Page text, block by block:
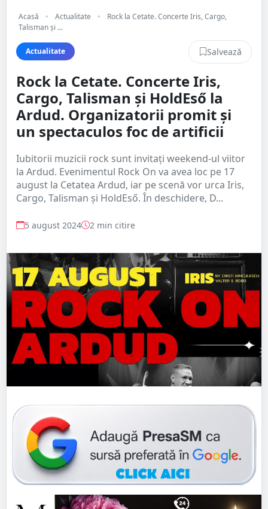
Acasă • Actualitate •
Rock la Cetate. Concerte Iris, Cargo,
Talisman și ...
Actualitate Salvează
Rock la Cetate. Concerte Iris,
Cargo, Talisman și HoldEső la
Ardud. Organizatorii promit și
un spectaculos foc de artificii
Iubitorii muzicii rock sunt invitați weekend-ul viitor
la Ardud. Evenimentul Rock On va avea loc pe 17
august la Cetatea Ardud, iar pe scenă vor urca Iris,
Cargo, Talisman și HoldEső. În deschidere, D...
5 august 2024 2 min citire